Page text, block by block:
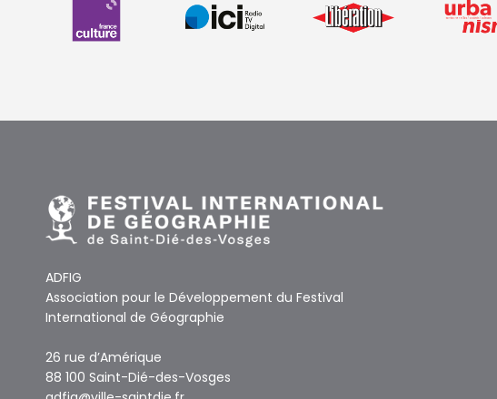
ADFIG
Association pour le Développement du Festival
International de Géographie
26 rue d’Amérique
88 100 Saint-Dié-des-Vosges